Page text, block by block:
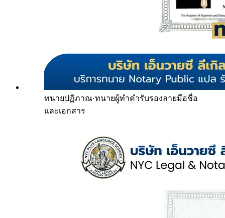
ทนายปฏิภาณ·ทนายผู้ทำคำรับรองลายมือชื่อ
และเอกสาร